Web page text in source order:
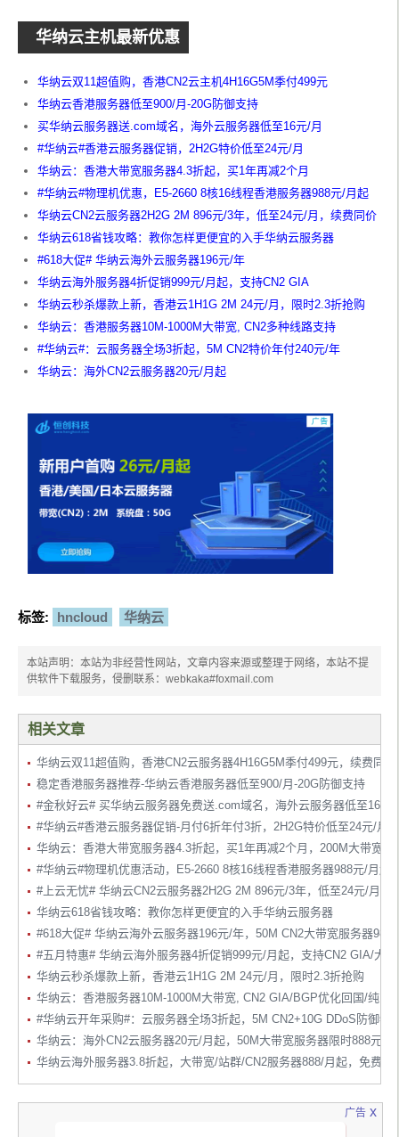
华纳云主机最新优惠
华纳云双11超值购，香港CN2云主机4H16G5M季付499元
华纳云香港服务器低至900/月-20G防御支持
买华纳云服务器送.com域名，海外云服务器低至16元/月
#华纳云#香港云服务器促销，2H2G特价低至24元/月
华纳云：香港大带宽服务器4.3折起，买1年再减2个月
#华纳云#物理机优惠，E5-2660 8核16线程香港服务器988元/月起
华纳云CN2云服务器2H2G 2M 896元/3年，低至24元/月，续费同价
华纳云618省钱攻略：教你怎样更便宜的入手华纳云服务器
#618大促# 华纳云海外云服务器196元/年
华纳云海外服务器4折促销999元/月起，支持CN2 GIA
华纳云秒杀爆款上新，香港云1H1G 2M 24元/月，限时2.3折抢购
华纳云：香港服务器10M-1000M大带宽, CN2多种线路支持
#华纳云#：云服务器全场3折起，5M CN2特价年付240元/年
华纳云：海外CN2云服务器20元/月起
标签: hncloud 华纳云
本站声明：本站为非经营性网站，文章内容来源或整理于网络，本站不提
供软件下载服务，侵删联系：webkaka#foxmail.com
相关文章
华纳云双11超值购，香港CN2云服务器4H16G5M季付499元，续费同价
稳定香港服务器推荐-华纳云香港服务器低至900/月-20G防御支持
#金秋好云# 买华纳云服务器免费送.com域名，海外云服务器低至16元/
#华纳云#香港云服务器促销-月付6折年付3折，2H2G特价低至24元/月
华纳云：香港大带宽服务器4.3折起，买1年再减2个月，200M大带宽
#华纳云#物理机优惠活动，E5-2660 8核16线程香港服务器988元/月起
#上云无忧# 华纳云CN2云服务器2H2G 2M 896元/3年，低至24元/月，
华纳云618省钱攻略：教你怎样更便宜的入手华纳云服务器
#618大促# 华纳云海外云服务器196元/年，50M CN2大带宽服务器988
#五月特惠# 华纳云海外服务器4折促销999元/月起，支持CN2 GIA/大
华纳云秒杀爆款上新，香港云1H1G 2M 24元/月，限时2.3折抢购
华纳云：香港服务器10M-1000M大带宽, CN2 GIA/BGP优化回国/纯国
#华纳云开年采购#：云服务器全场3折起，5M CN2+10G DDoS防御特
华纳云：海外CN2云服务器20元/月起，50M大带宽服务器限时888元/月
华纳云海外服务器3.8折起，大带宽/站群/CN2服务器888/月起，免费测
广告 x